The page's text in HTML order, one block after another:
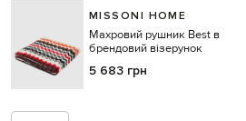
MISSONI HOME
Махровий рушник Best в
брендовий візерунок
5 683 грн